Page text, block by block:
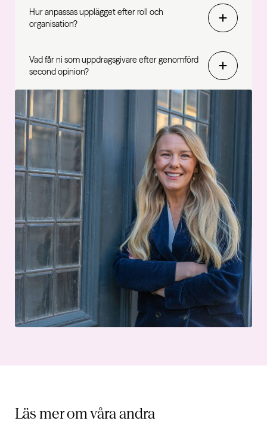
Hur anpassas upplägget efter roll och
organisation?
Vad får ni som uppdragsgivare efter genomförd
second opinion?
Läs mer om våra andra